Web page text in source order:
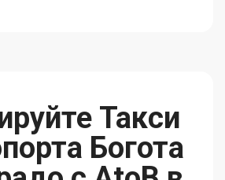
Такси
Богота